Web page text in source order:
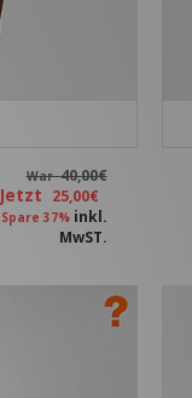
War40,00€
Jetzt 25,00€
Spare 37% inkl.
MwST.